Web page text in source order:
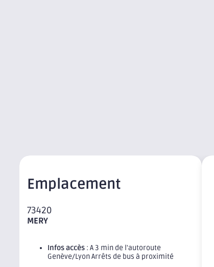
Emplacement
73420
MERY
Infos accès : A 3 min de l'autoroute
Genève/Lyon Arrêts de bus à proximité